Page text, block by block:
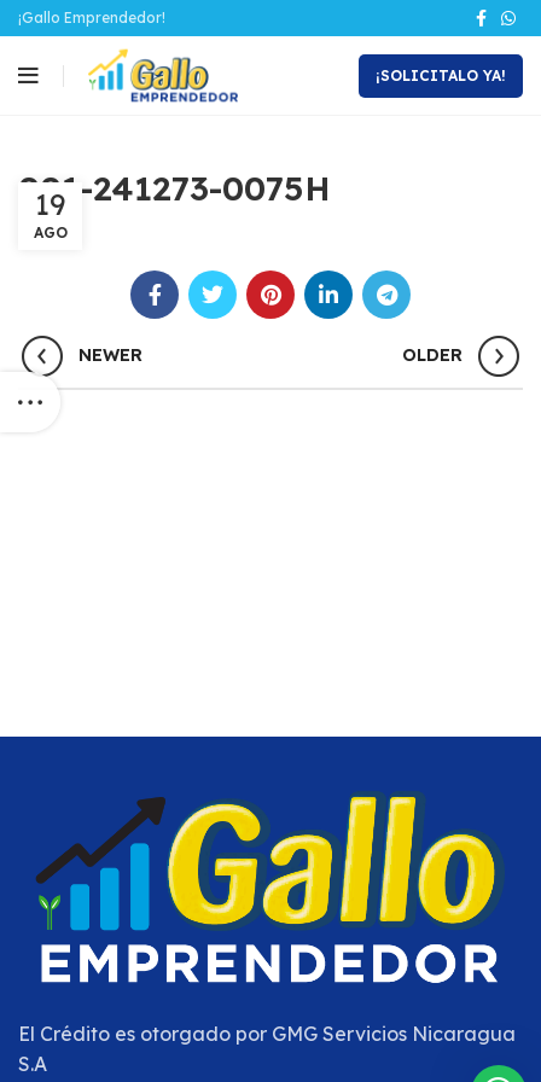
¡Gallo Emprendedor!
¡SOLICITALO YA!
001-241273-0075H
19
AGO
NEWER OLDER
El Crédito es otorgado por GMG Servicios Nicaragua
S.A